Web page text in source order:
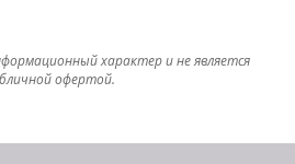
характер и не является
офертой.